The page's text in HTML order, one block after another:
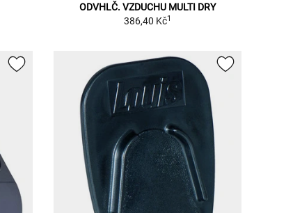
ODVHLČ. VZDUCHU MULTI DRY
386,40 Kč1